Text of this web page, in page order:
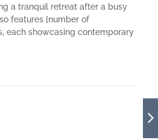
a tranquil retreat after a busy
features [number of
each showcasing contemporary